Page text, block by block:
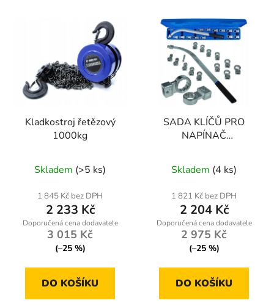
Kladkostroj řetězový
1000kg
Skladem (>5 ks)
1 845 Kč bez DPH
2 233 Kč
3 015 Kč
(–25 %)
DO KOŠÍKU
SADA KLÍČŮ PRO
NAPÍNAČ
455mm
Skladem (4 ks)
1 821 Kč bez DPH
2 204 Kč
2 975 Kč
(–25 %)
DO KOŠÍKU